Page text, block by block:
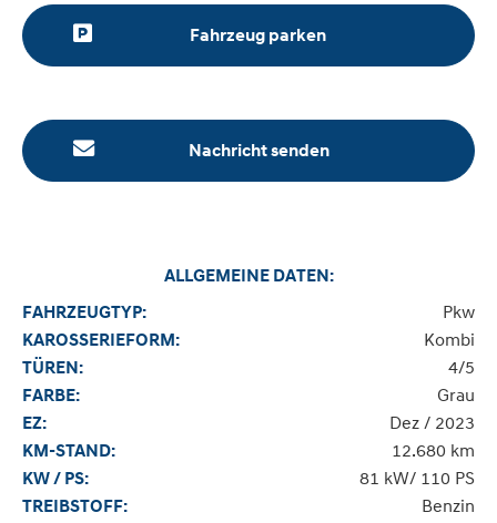
Fahrzeug parken
Nachricht senden
ALLGEMEINE DATEN:
FAHRZEUGTYP:
Pkw
KAROSSERIEFORM:
Kombi
TÜREN:
4/5
FARBE:
Grau
EZ:
Dez / 2023
KM-STAND:
12.680 km
KW / PS:
81 kW/ 110 PS
TREIBSTOFF:
Benzin